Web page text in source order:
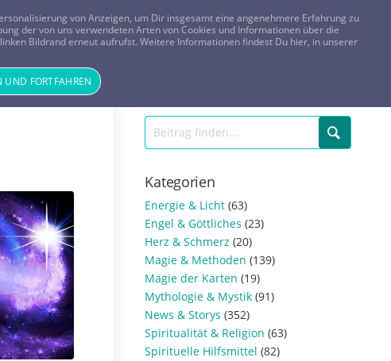
FRAGEN? KOSTENLOS ANRUFEN: 0800-8478266
Tageskarte Magazin ANMELDEN REGISTRIEREN
Kategorien
Energie & Licht (63)
Engel & Göttliches (23)
Herz & Schmerz (20)
Magie & Methoden (139)
Magie der Karten (19)
Mythologie & Mystik (91)
News & Storys (352)
Spiritualität & Religion (63)
Spirituelle Hilfsmittel (82)
von Anzeigen, um Dir insgesamt eine angenehmere Erfahrung zu
der von uns verwendeten Arten von Cookies und Informationen über die
Bildrand erneut aufrufst. Weitere Informationen findest Du hier, in unserer
FORTFAHREN